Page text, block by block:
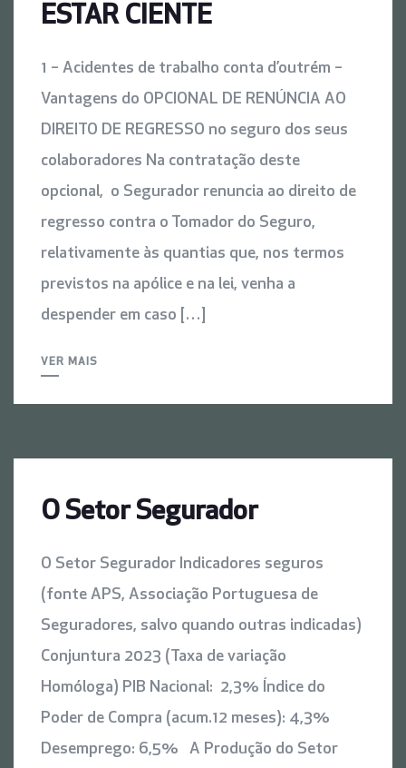
ESTAR CIENTE
1 – Acidentes de trabalho conta d’outrém –
Vantagens do OPCIONAL DE RENÚNCIA AO
DIREITO DE REGRESSO no seguro dos seus
colaboradores Na contratação deste
opcional, o Segurador renuncia ao direito de
regresso contra o Tomador do Seguro,
relativamente às quantias que, nos termos
previstos na apólice e na lei, venha a
despender em caso […]
VER MAIS
O Setor Segurador
O Setor Segurador Indicadores seguros
(fonte APS, Associação Portuguesa de
Seguradores, salvo quando outras indicadas)
Conjuntura 2023 (Taxa de variação
Homóloga) PIB Nacional: 2,3% Índice do
Poder de Compra (acum.12 meses): 4,3%
Desemprego: 6,5% A Produção do Setor